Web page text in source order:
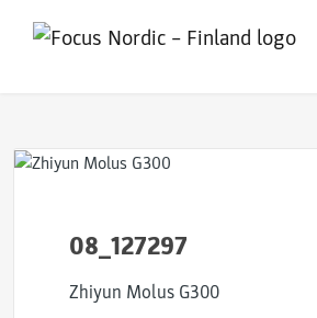
08_127297
Zhiyun Molus G300